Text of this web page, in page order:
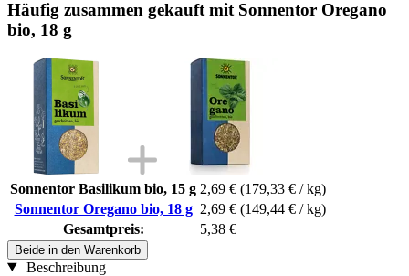
Häufig zusammen gekauft mit Sonnentor Oregano
bio, 18 g
Sonnentor Basilikum bio, 15 g 2,69 € (179,33 € / kg)
Sonnentor Oregano bio, 18 g 2,69 € (149,44 € / kg)
Gesamtpreis:
5,38 €
Beide in den Warenkorb
Beschreibung